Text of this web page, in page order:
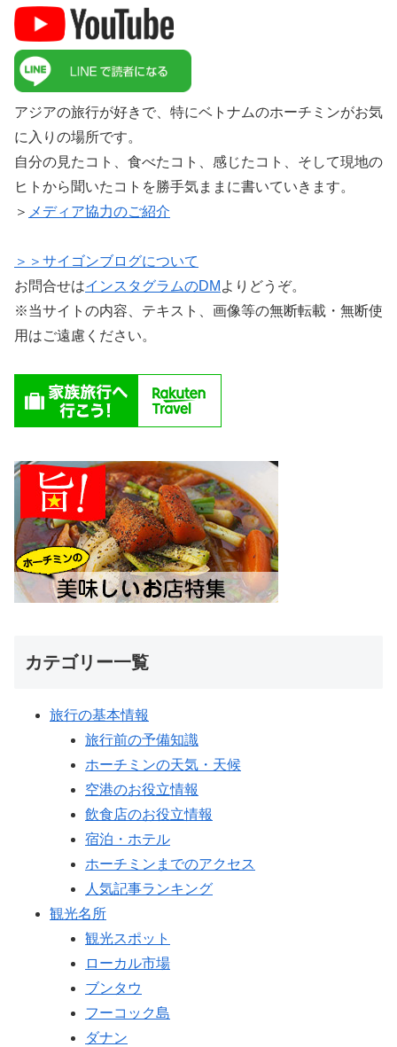
アジアの旅行が好きで、特にベトナムのホーチミンがお気
に入りの場所です。
自分の見たコト、食べたコト、感じたコト、そして現地の
ヒトから聞いたコトを勝手気ままに書いていきます。
＞ メディア協力のご紹介
＞＞サイゴンブログについて
お問合せはインスタグラムのDM よりどうぞ。
※当サイトの内容、テキスト、画像等の無断転載・無断使
用はご遠慮ください。
カテゴリー一覧
旅行の基本情報
旅行前の予備知識
ホーチミンの天気・天候
空港のお役立情報
飲食店のお役立情報
宿泊・ホテル
ホーチミンまでのアクセス
人気記事ランキング
観光名所
観光スポット
ローカル市場
ブンタウ
フーコック島
ダナン